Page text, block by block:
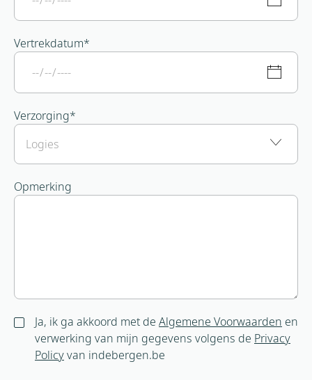
Vertrekdatum*
Verzorging*
Opmerking
Ja, ik ga akkoord met de Algemene Voorwaarden en
verwerking van mijn gegevens volgens de Privacy
Policyvan indebergen.be